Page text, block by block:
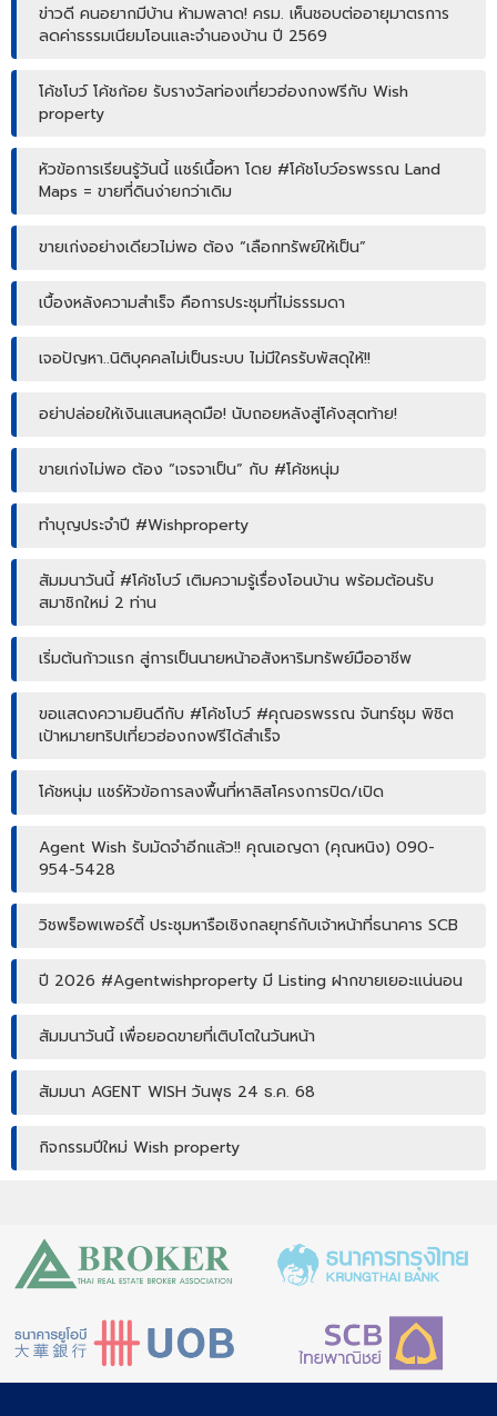
ข่าวดี คนอยากมีบ้าน ห้ามพลาด! ครม. เห็นชอบต่ออายุมาตรการ
ลดค่าธรรมเนียมโอนและจำนองบ้าน ปี 2569
โค้ชโบว์ โค้ชก้อย รับรางวัลท่องเที่ยวฮ่องกงฟรีกับ Wish
property
หัวข้อการเรียนรู้วันนี้ แชร์เนื้อหา โดย #โค้ชโบว์อรพรรณ Land
Maps = ขายที่ดินง่ายกว่าเดิม
ขายเก่งอย่างเดียวไม่พอ ต้อง “เลือกทรัพย์ให้เป็น”
เบื้องหลังความสำเร็จ คือการประชุมที่ไม่ธรรมดา
เจอปัญหา..นิติบุคคลไม่เป็นระบบ ไม่มีใครรับพัสดุให้!!
อย่าปล่อยให้เงินแสนหลุดมือ! นับถอยหลังสู่โค้งสุดท้าย!
ขายเก่งไม่พอ ต้อง “เจรจาเป็น” กับ #โค้ชหนุ่ม
ทำบุญประจำปี #Wishproperty
สัมมนาวันนี้ #โค้ชโบว์ เติมความรู้เรื่องโอนบ้าน พร้อมต้อนรับ
สมาชิกใหม่ 2 ท่าน
เริ่มต้นก้าวแรก สู่การเป็นนายหน้าอสังหาริมทรัพย์มืออาชีพ
ขอแสดงความยินดีกับ #โค้ชโบว์ #คุณอรพรรณ จันทร์ชุม พิชิต
เป้าหมายทริปเที่ยวฮ่องกงฟรีได้สำเร็จ
โค้ชหนุ่ม แชร์หัวข้อการลงพื้นที่หาลิสโครงการปิด/เปิด
Agent Wish รับมัดจำอีกแล้ว!! คุณเอญดา (คุณหนิง) 090-
954-5428
วิชพร็อพเพอร์ตี้ ประชุมหารือเชิงกลยุทธ์กับเจ้าหน้าที่ธนาคาร SCB
ปี 2026 #Agentwishproperty มี Listing ฝากขายเยอะแน่นอน
สัมมนาวันนี้ เพื่อยอดขายที่เติบโตในวันหน้า
สัมมนา AGENT WISH วันพุธ 24 ธ.ค. 68
กิจกรรมปีใหม่ Wish property
เปิดบ้านยังไง…ให้ปิดการขายได้ไวขึ้น? โดย #โค้ชโบว์
สัมมนา เตรียมพร้อมก่อนเริ่มสร้างบ้าน! ไขทุกข้อสงสัยเรื่อง ใบ
อนุญาตก่อสร้าง